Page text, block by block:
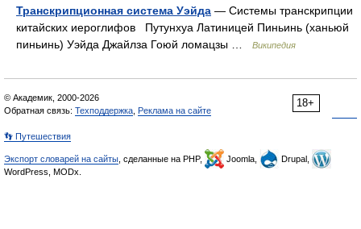
Транскрипционная система Уэйда — Системы транскрипции
китайских иероглифов Путунхуа Латиницей Пиньинь (ханьюй
пиньинь) Уэйда Джайлза Гоюй ломацзы …
Википедия
18+
© Академик, 2000-2026
Обратная связь: Техподдержка Реклама на сайте
👣 Путешествия
Экспорт словарей на сайты , сделанные на PHP, Joomla,
Drupal,
WordPress, MODx.